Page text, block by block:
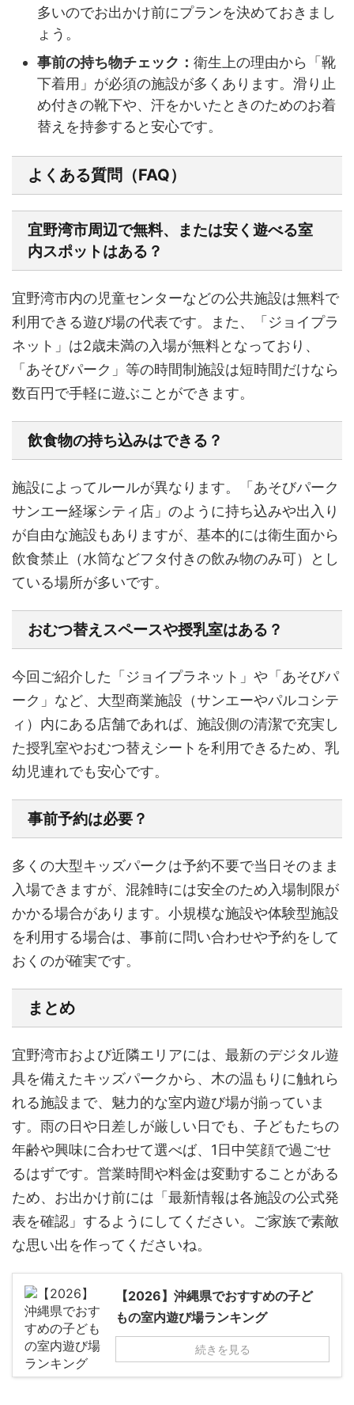
多いのでお出かけ前にプランを決めておきまし
ょう。
事前の持ち物チェック： 衛生上の理由から「靴
下着用」が必須の施設が多くあります。滑り止
め付きの靴下や、汗をかいたときのためのお着
替えを持参すると安心です。
よくある質問（FAQ）
宜野湾市周辺で無料、または安く遊べる室
内スポットはある？
宜野湾市内の児童センターなどの公共施設は無料で
利用できる遊び場の代表です。また、「ジョイプラ
ネット」は2歳未満の入場が無料となっており、
「あそびパーク」等の時間制施設は短時間だけなら
数百円で手軽に遊ぶことができます。
飲食物の持ち込みはできる？
施設によってルールが異なります。「あそびパーク
サンエー経塚シティ店」のように持ち込みや出入り
が自由な施設もありますが、基本的には衛生面から
飲食禁止（水筒などフタ付きの飲み物のみ可）とし
ている場所が多いです。
おむつ替えスペースや授乳室はある？
今回ご紹介した「ジョイプラネット」や「あそびパ
ーク」など、大型商業施設（サンエーやパルコシテ
ィ）内にある店舗であれば、施設側の清潔で充実し
た授乳室やおむつ替えシートを利用できるため、乳
幼児連れでも安心です。
事前予約は必要？
多くの大型キッズパークは予約不要で当日そのまま
入場できますが、混雑時には安全のため入場制限が
かかる場合があります。小規模な施設や体験型施設
を利用する場合は、事前に問い合わせや予約をして
おくのが確実です。
まとめ
宜野湾市および近隣エリアには、最新のデジタル遊
具を備えたキッズパークから、木の温もりに触れら
れる施設まで、魅力的な室内遊び場が揃っていま
す。雨の日や日差しが厳しい日でも、子どもたちの
年齢や興味に合わせて選べば、1日中笑顔で過ごせ
るはずです。営業時間や料金は変動することがある
ため、お出かけ前には「最新情報は各施設の公式発
表を確認」するようにしてください。ご家族で素敵
な思い出を作ってくださいね。
【2026】沖縄県でおすすめの子ど
もの室内遊び場ランキング
続きを見る